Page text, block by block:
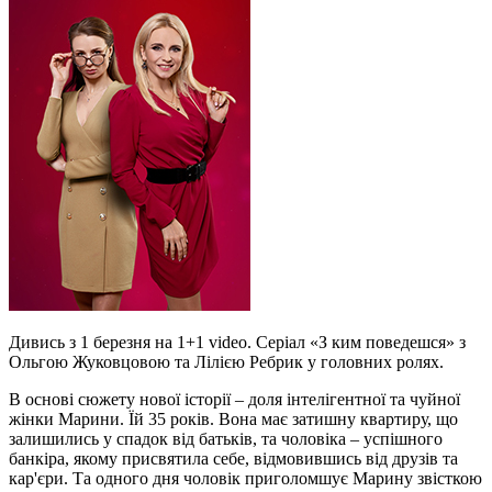
Дивись з 1 березня на 1+1 video. Cеріал «З ким поведешся» з
Ольгою Жуковцовою та Лілією Ребрик у головних ролях.
В основі сюжету нової історії – доля інтелігентної та чуйної
жінки Марини. Їй 35 років. Вона має затишну квартиру, що
залишились у спадок від батьків, та чоловіка – успішного
банкіра, якому присвятила себе, відмовившись від друзів та
кар'єри. Та одного дня чоловік приголомшує Марину звісткою